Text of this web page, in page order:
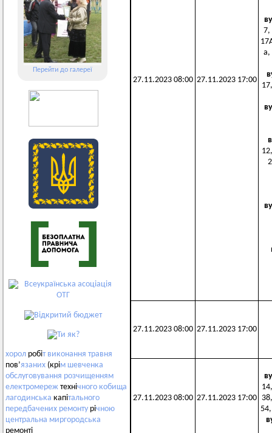
Перейти до галереї
хорол робіт виконання травня
пов’язаних (крім шевченка
обслуговування розчищенням
електромереж технічного кобища
лагодинська капітального
передбачених ремонту річною
центральна миргородська
ремонті
27.11.2023 08:00 27.11.2023 17:00
7,
а,
27.11.2023 08:00 27.11.2023 17:00
27.11.2023 08:00 27.11.2023 17:00